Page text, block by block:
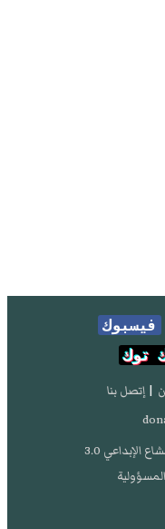
فيسبوك
توك
| إتصل بنا
الإبداعي 3.0